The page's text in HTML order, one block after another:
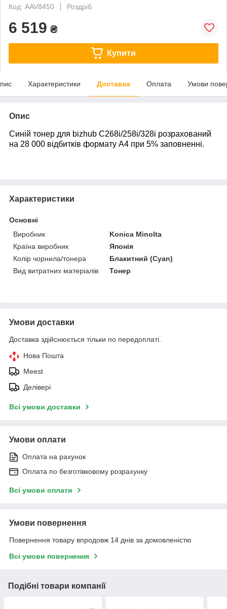
Код: AAV8450
Роздріб
6 519 ₴
Купити
Характеристики Доставка Оплата Умови
Опис
Синій тонер для bizhub C268i/258i/328i розрахований
на 28 000 відбитків формату А4 при 5% заповненні.
Характеристики
Основні
Виробник
Konica Minolta
Країна виробник
Японія
Колір чорнила/тонера
Блакитний (Cyan)
Вид витратних матеріалів
Тонер
Умови доставки
Доставка здійснюється тільки по передоплаті.
Нова Пошта
Meest
Делівері
Всі умови доставки
Умови оплати
Оплата на рахунок
Оплата по безготівковому розрахунку
Всі умови оплати
Умови повернення
Повернення товару впродовж 14 днів за домовленістю
Всі умови повернення
Подібні товари компанії